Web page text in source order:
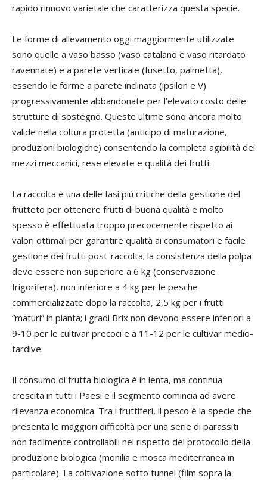
rapido rinnovo varietale che caratterizza questa specie.
Le forme di allevamento oggi maggiormente utilizzate
sono quelle a vaso basso (vaso catalano e vaso ritardato
ravennate) e a parete verticale (fusetto, palmetta),
essendo le forme a parete inclinata (ipsilon e V)
progressivamente abbandonate per l’elevato costo delle
strutture di sostegno. Queste ultime sono ancora molto
valide nella coltura protetta (anticipo di maturazione,
produzioni biologiche) consentendo la completa agibilità dei
mezzi meccanici, rese elevate e qualità dei frutti.
La raccolta è una delle fasi più critiche della gestione del
frutteto per ottenere frutti di buona qualità e molto
spesso è effettuata troppo precocemente rispetto ai
valori ottimali per garantire qualità ai consumatori e facile
gestione dei frutti post-raccolta; la consistenza della polpa
deve essere non superiore a 6 kg (conservazione
frigorifera), non inferiore a 4 kg per le pesche
commercializzate dopo la raccolta, 2,5 kg per i frutti
“maturi” in pianta; i gradi Brix non devono essere inferiori a
9-10 per le cultivar precoci e a 11-12 per le cultivar medio-
tardive.
Il consumo di frutta biologica è in lenta, ma continua
crescita in tutti i Paesi e il segmento comincia ad avere
rilevanza economica. Tra i fruttiferi, il pesco è la specie che
presenta le maggiori difficoltà per una serie di parassiti
non facilmente controllabili nel rispetto del protocollo della
produzione biologica (monilia e mosca mediterranea in
particolare). La coltivazione sotto tunnel (film sopra la